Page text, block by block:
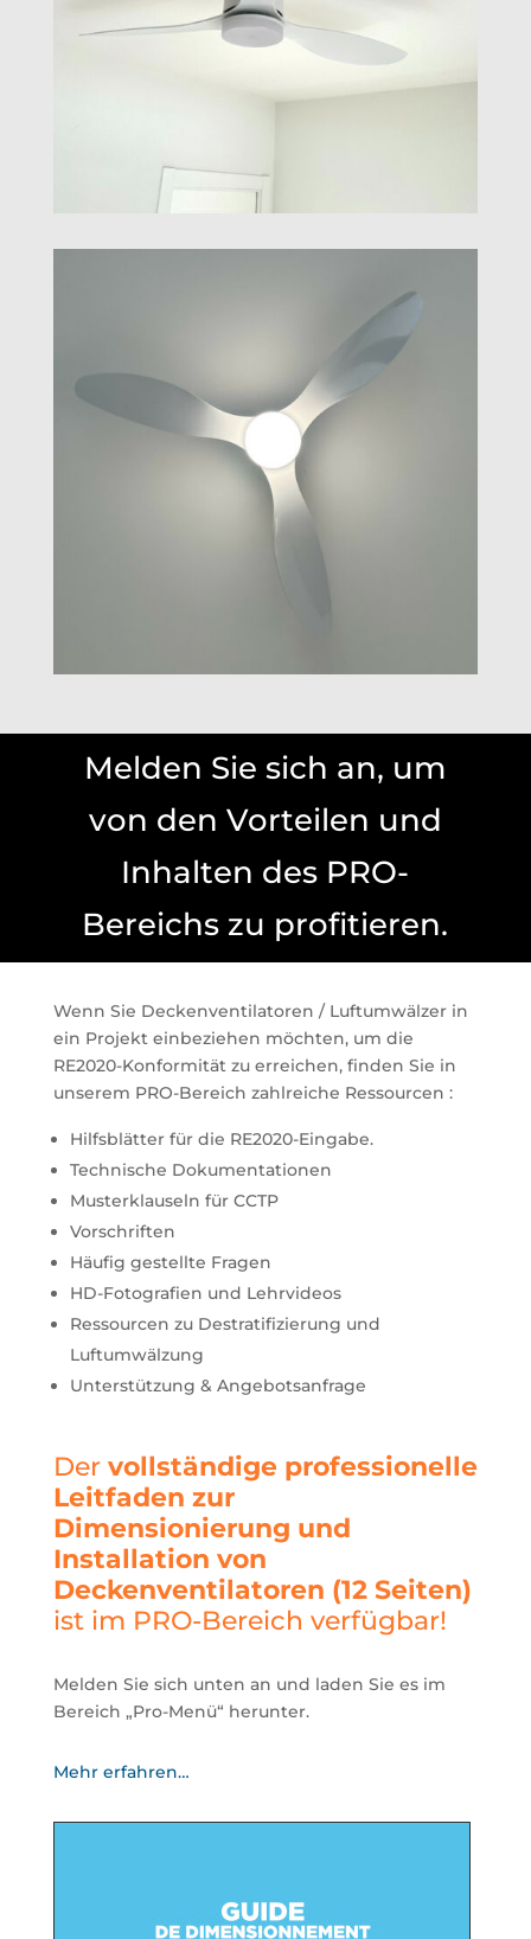
Melden Sie sich an, um
von den Vorteilen und
Inhalten des PRO-
Bereichs zu profitieren.
Wenn Sie Deckenventilatoren / Luftumwälzer in
ein Projekt einbeziehen möchten, um die
RE2020-Konformität zu erreichen, finden Sie in
unserem PRO-Bereich zahlreiche Ressourcen :
Hilfsblätter für die RE2020-Eingabe.
Technische Dokumentationen
Musterklauseln für CCTP
Vorschriften
Häufig gestellte Fragen
HD-Fotografien und Lehrvideos
Ressourcen zu Destratifizierung und
Luftumwälzung
Unterstützung & Angebotsanfrage
Der vollständige professionelle
Leitfaden zur
Dimensionierung und
Installation von
Deckenventilatoren (12 Seiten)
ist im PRO-Bereich verfügbar!
Melden Sie sich unten an und laden Sie es im
Bereich „Pro-Menü“ herunter.
Mehr erfahren…